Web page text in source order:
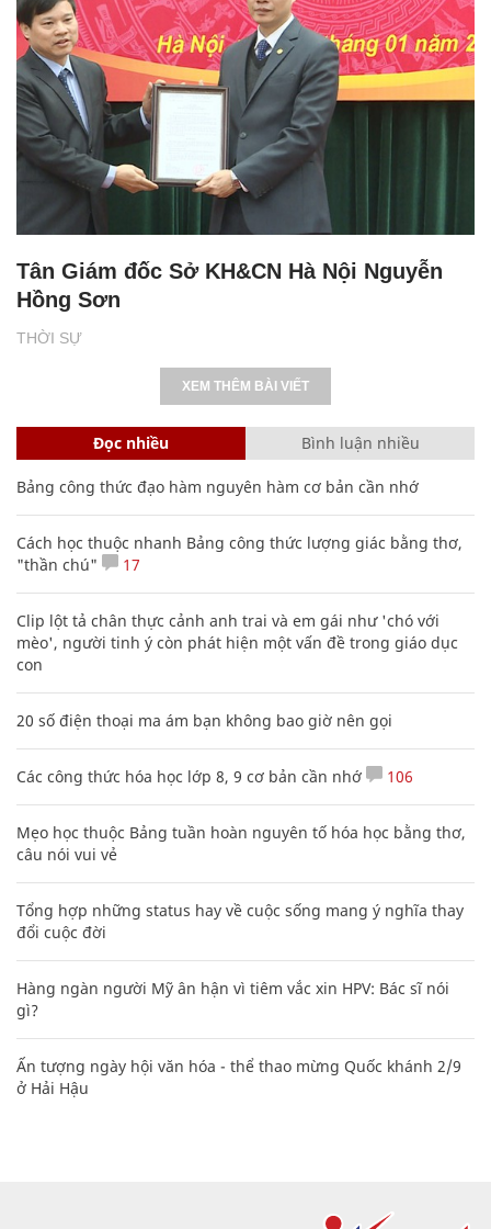
THỜI SỰ
Tân Giám đốc Sở KH&CN Hà Nội Nguyễn
Hồng Sơn
XEM THÊM BÀI VIẾT
Đọc nhiều Bình luận nhiều
Bảng công thức đạo hàm nguyên hàm cơ bản cần nhớ
Cách học thuộc nhanh Bảng công thức lượng giác bằng thơ,
"thần chú"
17
Clip lột tả chân thực cảnh anh trai và em gái như 'chó với
mèo', người tinh ý còn phát hiện một vấn đề trong giáo dục
con
20 số điện thoại ma ám bạn không bao giờ nên gọi
Các công thức hóa học lớp 8, 9 cơ bản cần nhớ 106
Mẹo học thuộc Bảng tuần hoàn nguyên tố hóa học bằng thơ,
câu nói vui vẻ
Tổng hợp những status hay về cuộc sống mang ý nghĩa thay
đổi cuộc đời
Hàng ngàn người Mỹ ân hận vì tiêm vắc xin HPV: Bác sĩ nói
gì?
Ấn tượng ngày hội văn hóa - thể thao mừng Quốc khánh 2/9
ở Hải Hậu